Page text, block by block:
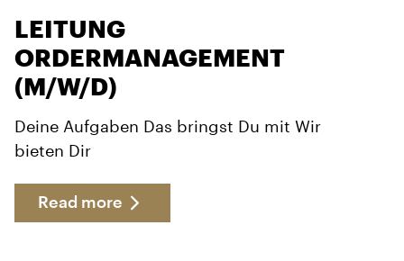
LEITUNG
ORDERMANAGEMENT
(M/W/D)
Deine Aufgaben Das bringst Du mit Wir
bieten Dir
Read more